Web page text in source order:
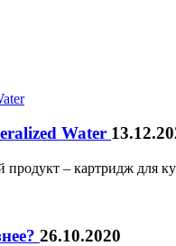
Water
– картридж
26.10.2020